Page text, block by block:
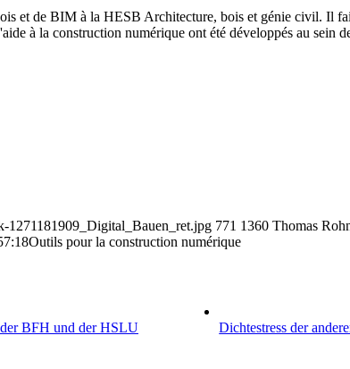
et de BIM à la HESB Architecture, bois et génie civil. Il
à la construction numérique ont été développés au
1271181909_Digital_Bauen_ret.jpg 771 1360 Thomas
Outils pour la construction numérique
BFH und der HSLU Dichtestress der